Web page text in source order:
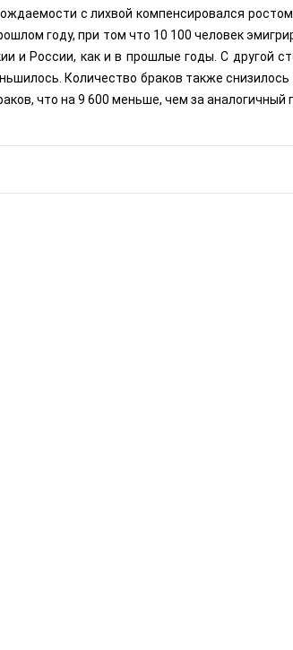
с лихвой компенсировался
году, при том что 10 100 человек
и России, как и в прошлые годы. С другой
Количество браков также снизилось
что на 9 600 меньше, чем за аналогичный